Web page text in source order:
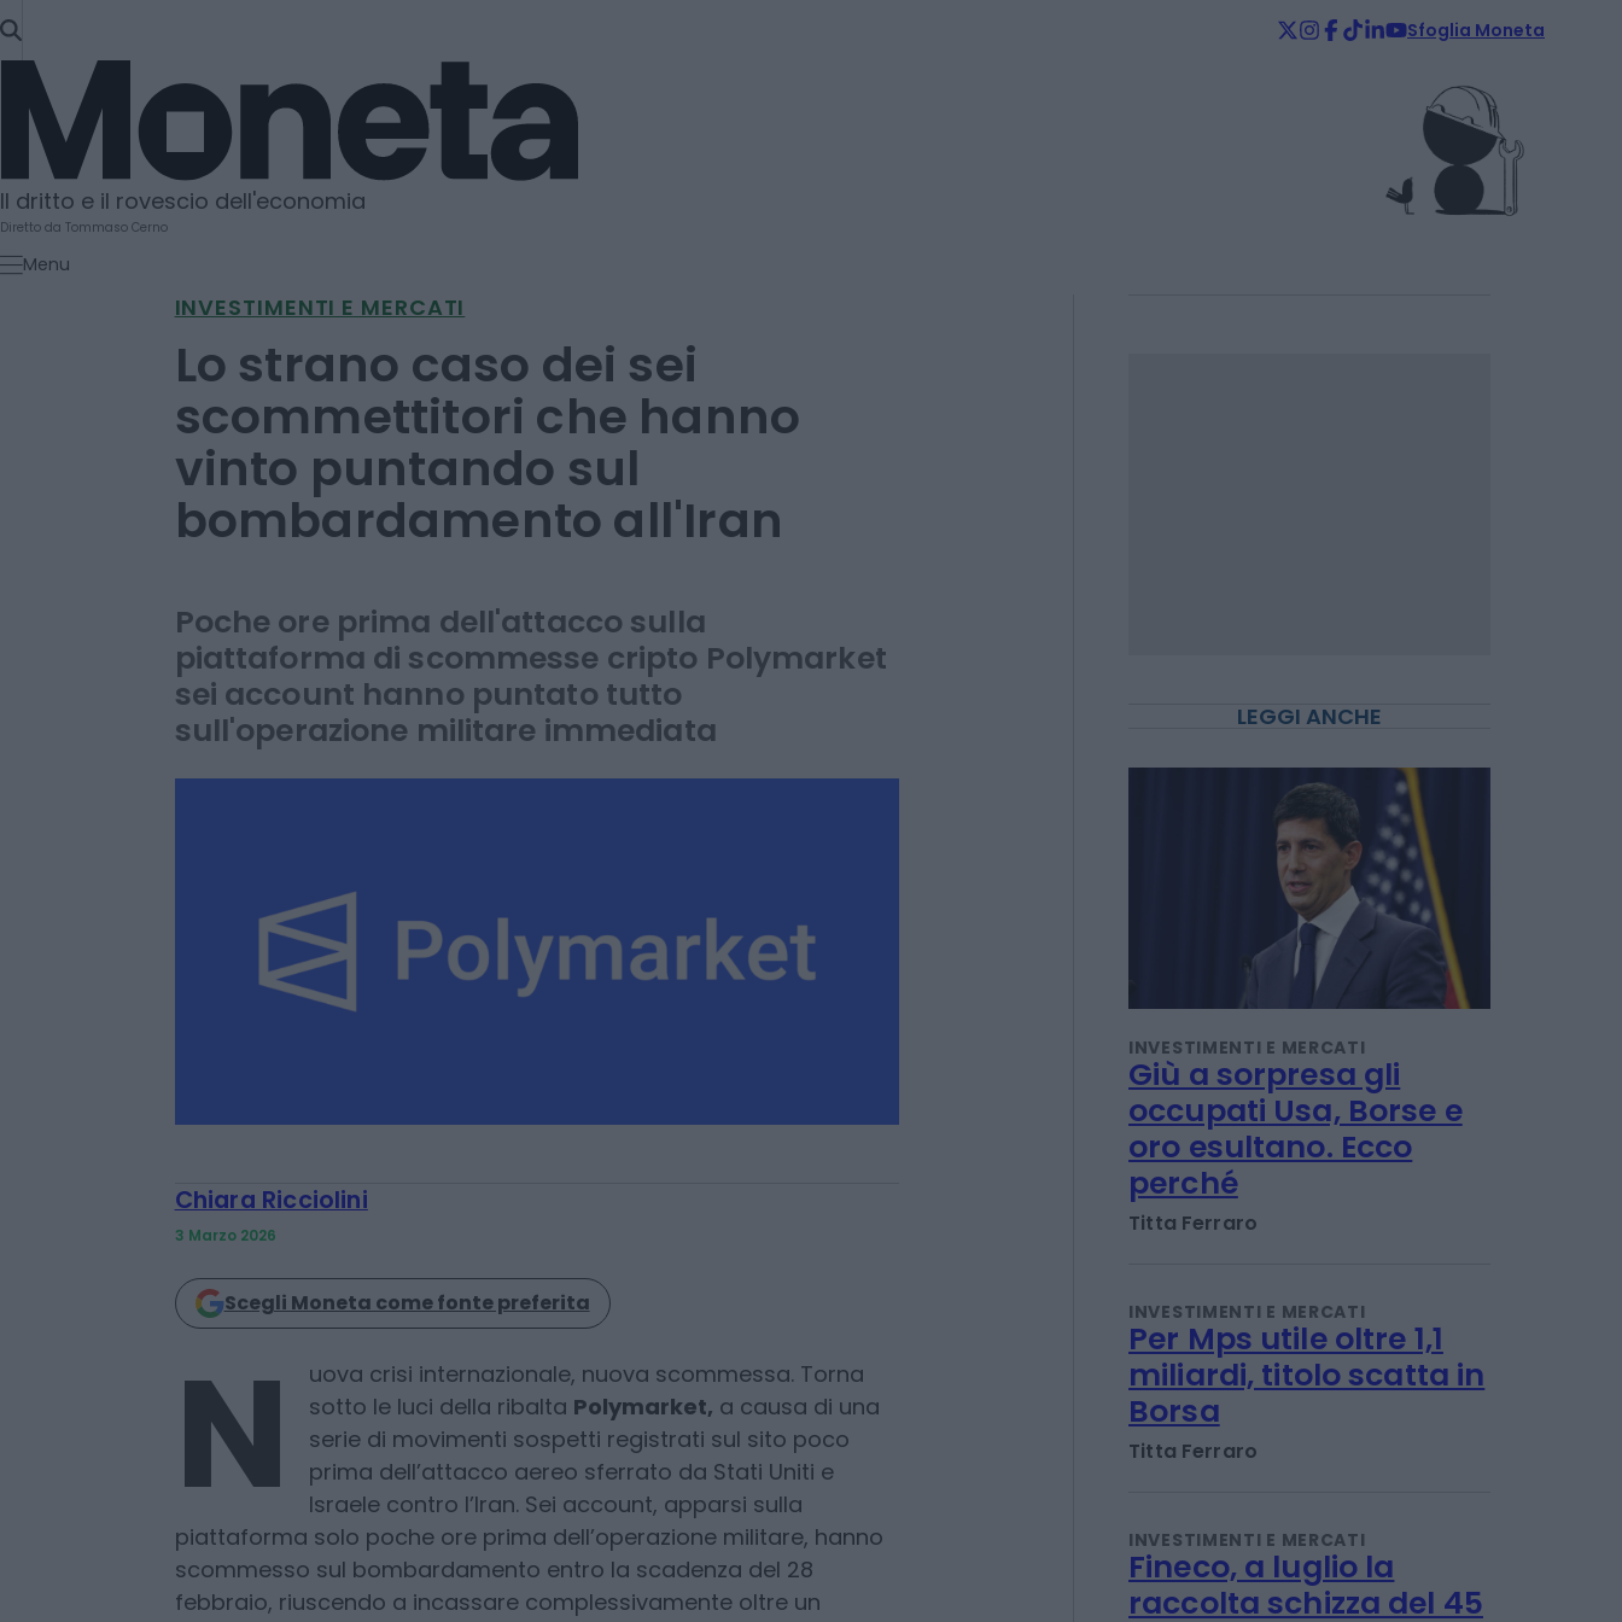
SKIP
TO
CONTENT
Sfoglia Moneta
Moneta
Il dritto e il rovescio dell'economia
Diretto da Tommaso Cerno
Menu
INVESTIMENTI E MERCATI
Lo strano caso dei sei
scommettitori che hanno
bombardamento all'Iran
Poche ore prima dell'attacco sulla
piattaforma di scommesse cripto Polymarket
Chiara Ricciolini
Scegli Moneta come fonte preferita
N
uova crisi internazionale, nuova scommessa. Torna
sotto le luci della ribaltaPolymarket,a causa di una
serie di movimenti sospetti registrati sul sito poco
prima dell’attacco aereo sferrato da Stati Uniti e
Israele contro l’Iran. Sei account, apparsi sulla
LEGGI ANCHE
INVESTIMENTI E MERCATI
Giù a sorpresa gli
occupati Usa, Borse e
Titta Ferraro
INVESTIMENTI E MERCATI
Per Mps utile oltre 1,1
Titta Ferraro